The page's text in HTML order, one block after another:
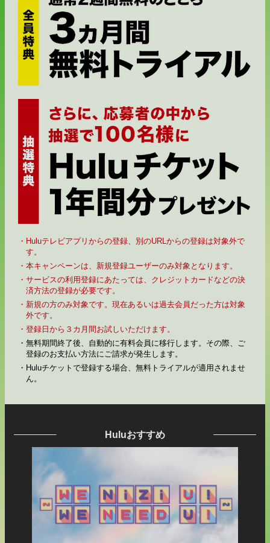
・Huluテレビアプリからの登録、別のURLからの登録は対象外で
す。
・本キャンペーンは、新規登録ユーザーのみ対象となります。
・サービスの利用登録にあたっては、クレジットカードなどの決
済方法の登録が必要です。
・新規の方のみ対象です。現在あるいは過去会員だった方は対象
外です。
・登録日から３カ月間お試しいただけます。
・無料期間終了後、自動的に有料会員に移行します。その際、ご
登録のお支払い方法にご請求が発生します。
・Huluチケットで登録する場合、無料トライアルが適用されませ
ん。
Huluおすすめ